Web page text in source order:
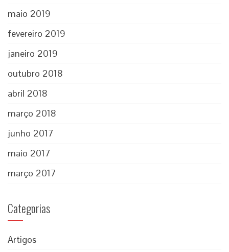
maio 2019
fevereiro 2019
janeiro 2019
outubro 2018
abril 2018
março 2018
junho 2017
maio 2017
março 2017
Categorias
Artigos